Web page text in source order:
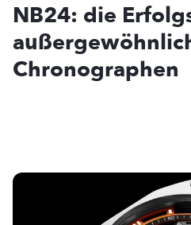
NB24: die
Chronographen